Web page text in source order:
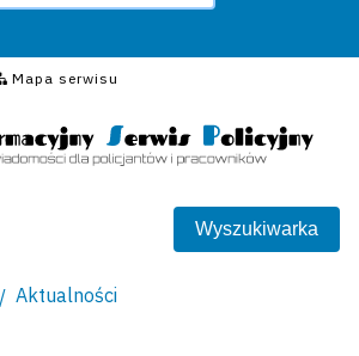
Mapa serwisuSerwis
Wyszukiwarka
Aktualności